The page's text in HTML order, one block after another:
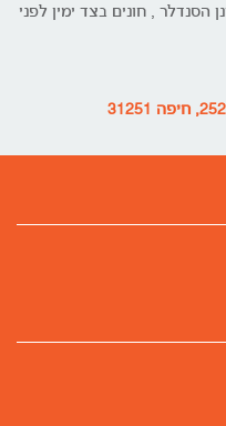
הסנדלר , חונים בצד ימין לפני